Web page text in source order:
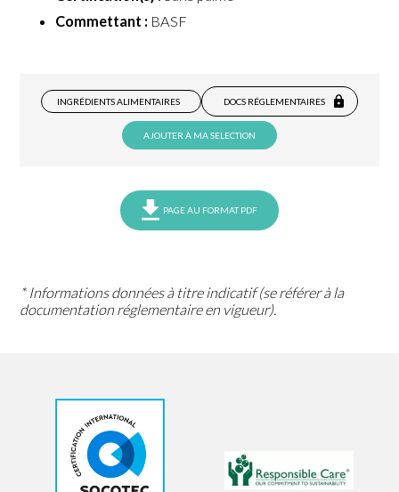
Commettant : BASF
INGRÉDIENTS ALIMENTAIRES DOCS RÉGLEMENTAIRES
AJOUTER À MA SELECTION
PAGE AU FORMAT PDF
* Informations données à titre indicatif (se référer à la
documentation réglementaire en vigueur).